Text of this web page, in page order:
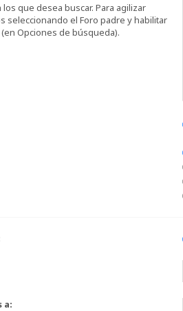
que desea buscar. Para agilizar
seleccionando el Foro padre y habilitar
Opciones de búsqueda).
a: